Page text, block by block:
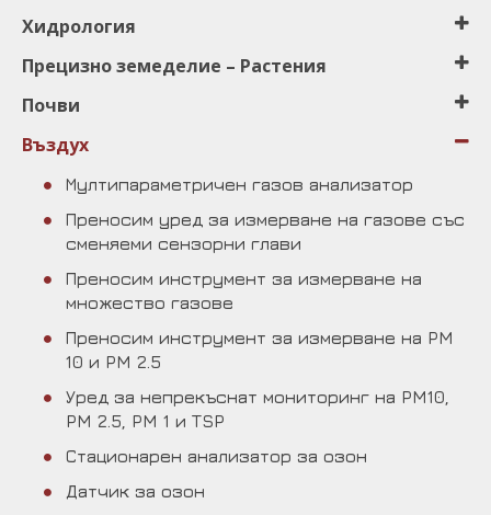
Хидрология
Прецизно земеделиe – Растения
Почви
Въздух
Мултипараметричен газов анализатор
Преносим уред за измерване на газове със
сменяеми сензорни глави
Преносим инструмент за измерване на
множество газове
Преносим инструмент за измерване на PM
10 и PM 2.5
Уред за непрекъснат мониторинг на PM10,
PM 2.5, PM 1 и TSP
Стационарен анализатор за озон
Датчик за озон